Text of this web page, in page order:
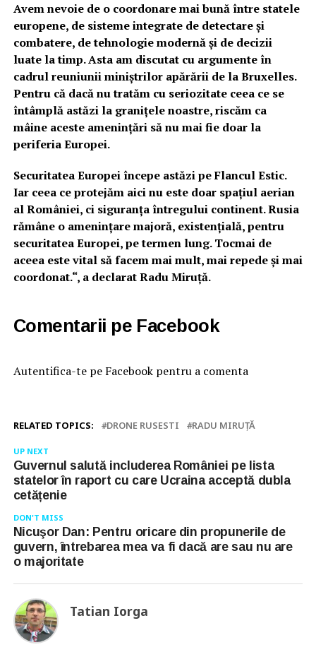
Avem nevoie de o coordonare mai bună între statele
europene, de sisteme integrate de detectare și
combatere, de tehnologie modernă și de decizii
luate la timp. Asta am discutat cu argumente în
cadrul reuniunii miniștrilor apărării de la Bruxelles.
Pentru că dacă nu tratăm cu seriozitate ceea ce se
întâmplă astăzi la granițele noastre, riscăm ca
mâine aceste amenințări să nu mai fie doar la
periferia Europei.
Securitatea Europei începe astăzi pe Flancul Estic.
Iar ceea ce protejăm aici nu este doar spațiul aerian
al României, ci siguranța întregului continent. Rusia
rămâne o amenințare majoră, existențială, pentru
securitatea Europei, pe termen lung. Tocmai de
aceea este vital să facem mai mult, mai repede și mai
coordonat.“, a declarat Radu Miruță.
Comentarii pe Facebook
Autentifica-te pe Facebook pentru a comenta
RELATED TOPICS: DRONE RUSESTI RADU MIRUȚĂ
UP NEXT
Guvernul salută includerea României pe lista
statelor în raport cu care Ucraina acceptă dubla
cetățenie
DON'T MISS
Nicuşor Dan: Pentru oricare din propunerile de
guvern, întrebarea mea va fi dacă are sau nu are
o majoritate
Tatian Iorga